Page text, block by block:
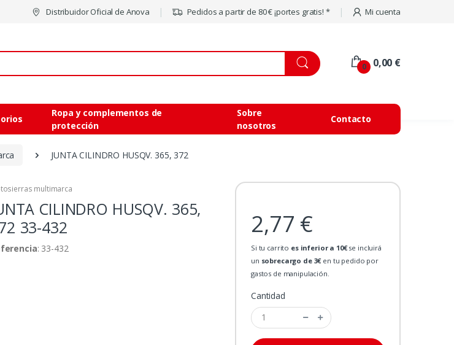
Distribuidor Oficial de Anova Pedidos a partir de 80 € ¡portes gratis! * Mi cuenta
0 0,00 €
Ropa y complementos de
protección
Sobre
nosotros
Contacto
JUNTA CILINDRO HUSQV. 365, 372
multimarca
CILINDRO HUSQV. 365,
33-432
: 33-432
2,77 €
Si tu carrito es inferior a 10€se incluirá
un sobrecargo de 3€en tu pedido por
gastos de manipulación.
Cantidad